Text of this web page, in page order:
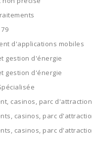
d'applications mobiles
gestion d'énergie
gestion d'énergie
casinos, parc
casinos, parc
casinos, parc